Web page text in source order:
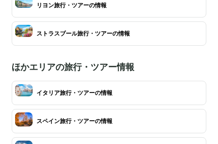
リヨン旅行・ツアーの情報
ストラスブール旅行・ツアーの情報
ほかエリアの旅行・ツアー情報
イタリア旅行・ツアーの情報
スペイン旅行・ツアーの情報